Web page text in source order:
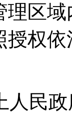
理区
授权
人民